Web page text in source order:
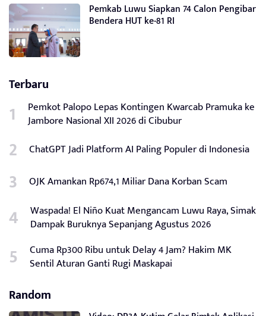
Pemkab Luwu Siapkan 74 Calon Pengibar
Bendera HUT ke-81 RI
Terbaru
Pemkot Palopo Lepas Kontingen Kwarcab Pramuka ke
Jambore Nasional XII 2026 di Cibubur
ChatGPT Jadi Platform AI Paling Populer di Indonesia
OJK Amankan Rp674,1 Miliar Dana Korban Scam
Waspada! El Niño Kuat Mengancam Luwu Raya, Simak
Dampak Buruknya Sepanjang Agustus 2026
Cuma Rp300 Ribu untuk Delay 4 Jam? Hakim MK
Sentil Aturan Ganti Rugi Maskapai
Random